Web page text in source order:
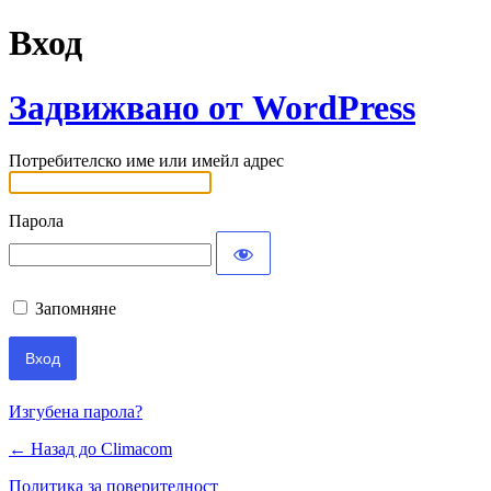
Вход
Задвижвано от WordPress
Потребителско име или имейл адрес
Парола
Запомняне
Изгубена парола?
← Назад до Climacom
Политика за поверителност